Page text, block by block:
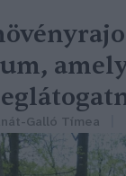
Galló Tímea